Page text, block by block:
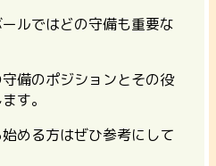
ルではどの守備も重要な
備のポジションとその役
す。
める方はぜひ参考にして